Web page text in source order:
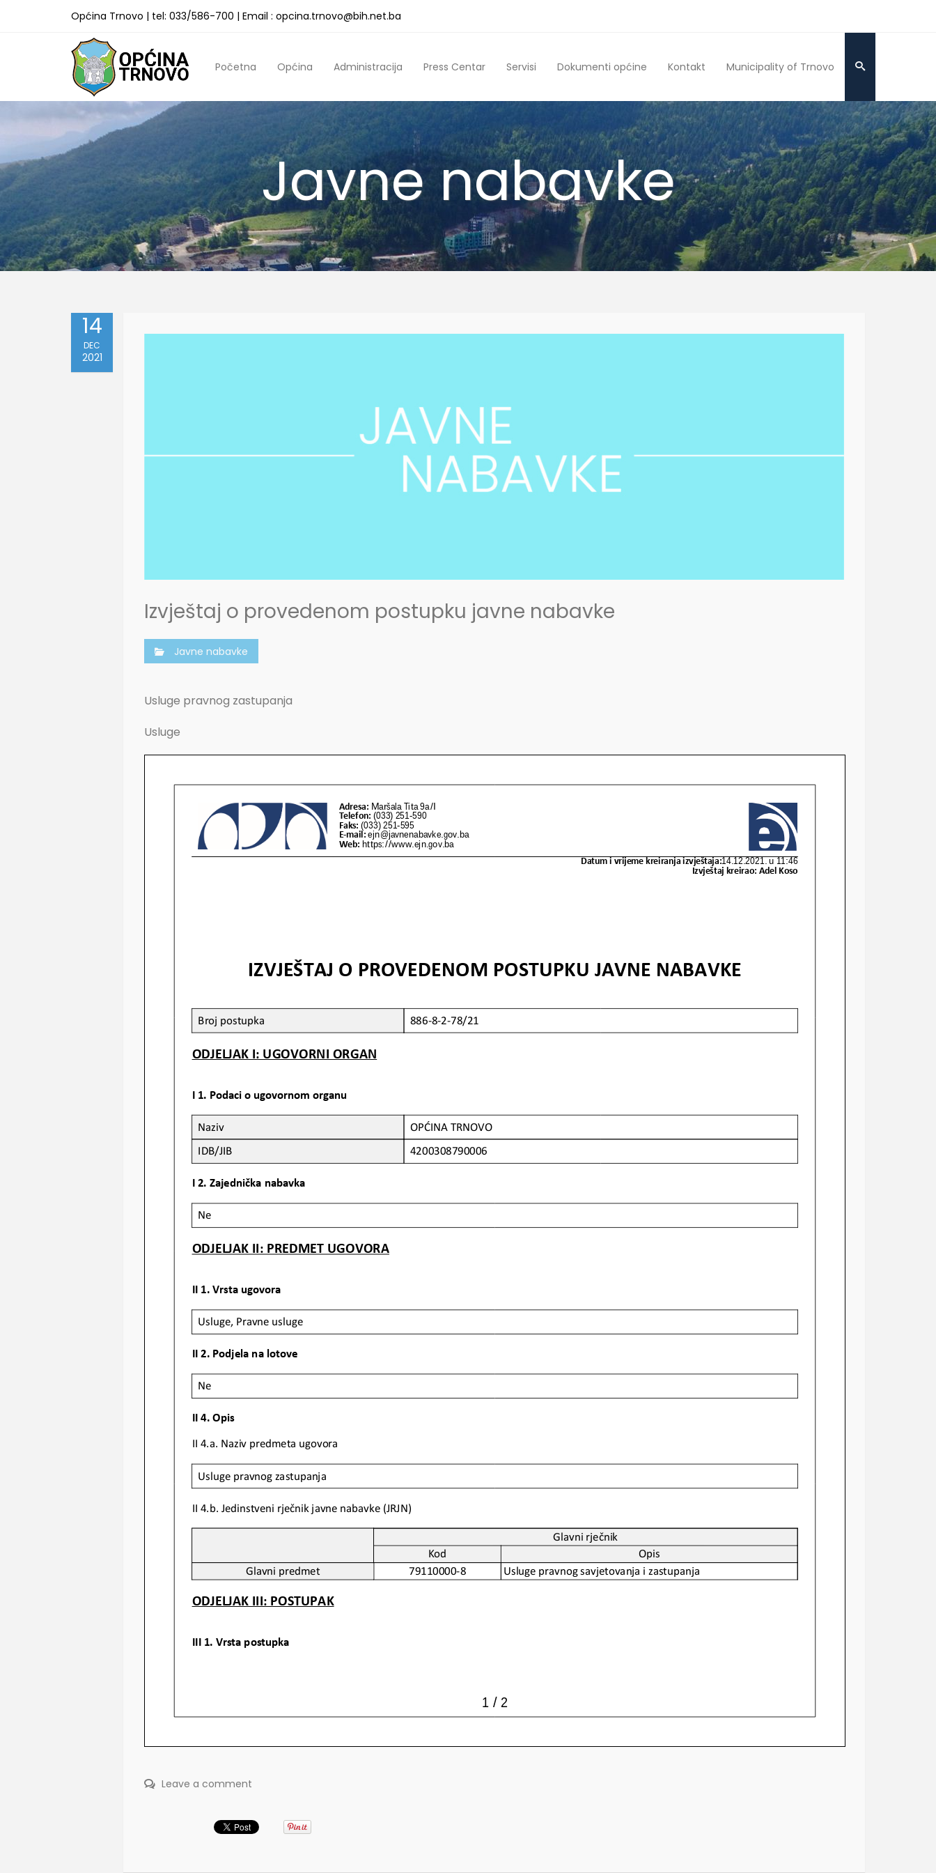
Općina Trnovo | tel: 033/586-700 | Email : opcina.trnovo@bih.net.ba
Početna Općina Administracija Press Centar Servisi Dokumenti općine Kontakt Municipality of Trnovo
Javne nabavke
14
DEC
2021
Izvještaj o provedenom postupku javne nabavke
Javne nabavke
Usluge pravnog zastupanja
Usluge
Leave a comment